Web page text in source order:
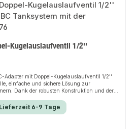
Kugelauslaufventil 1/2''
Adapter mit Doppel-Kugelauslaufventil 1/2''
einfache und sichere Lösung zur
Dank der robusten Konstruktion und der
an. Das widerstandsfähige Design und die
Produkt zu einer zuverlässigen Wahl für
6-9 Tage